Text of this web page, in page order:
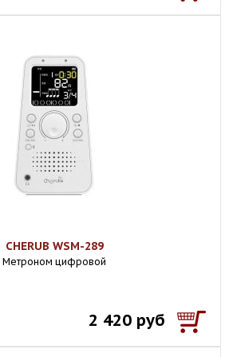
CHERUB WSM-289
Метроном цифровой
2 420 руб